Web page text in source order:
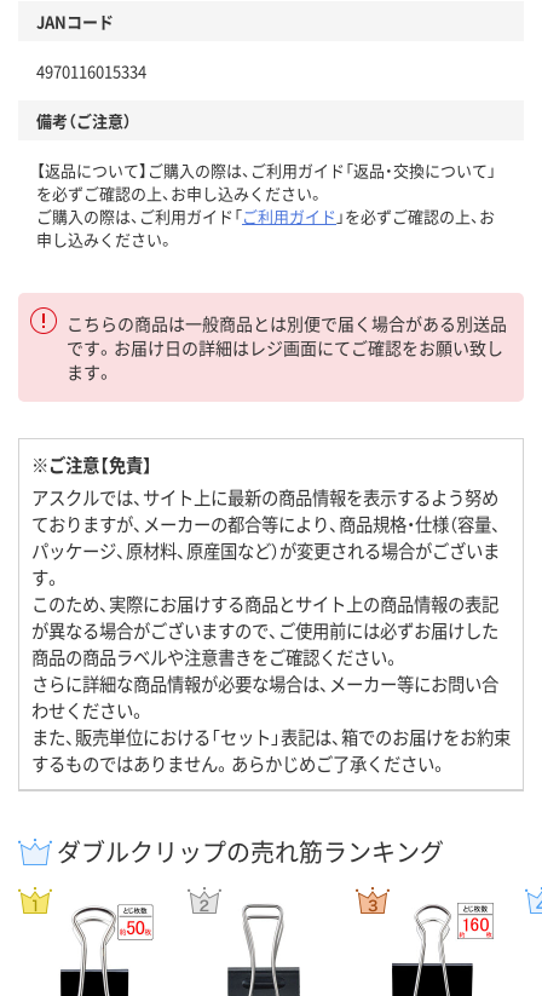
JANコード
4970116015334
備考（ご注意）
【返品について】ご購入の際は、ご利用ガイド「返品・交換について」
を必ずご確認の上、お申し込みください。
ご購入の際は、ご利用ガイド「ご利用ガイド 」を必ずご確認の上、お
申し込みください。
こちらの商品は一般商品とは別便で届く場合がある別送品
です。お届け日の詳細はレジ画面にてご確認をお願い致し
ます。
※ご注意【免責】
アスクルでは、サイト上に最新の商品情報を表示するよう努め
ておりますが、メーカーの都合等により、商品規格・仕様（容量、
パッケージ、原材料、原産国など）が変更される場合がございま
す。
このため、実際にお届けする商品とサイト上の商品情報の表記
が異なる場合がございますので、ご使用前には必ずお届けした
商品の商品ラベルや注意書きをご確認ください。
さらに詳細な商品情報が必要な場合は、メーカー等にお問い合
わせください。
また、販売単位における「セット」表記は、箱でのお届けをお約束
するものではありません。あらかじめご了承ください。
ダブルクリップの売れ筋ランキング